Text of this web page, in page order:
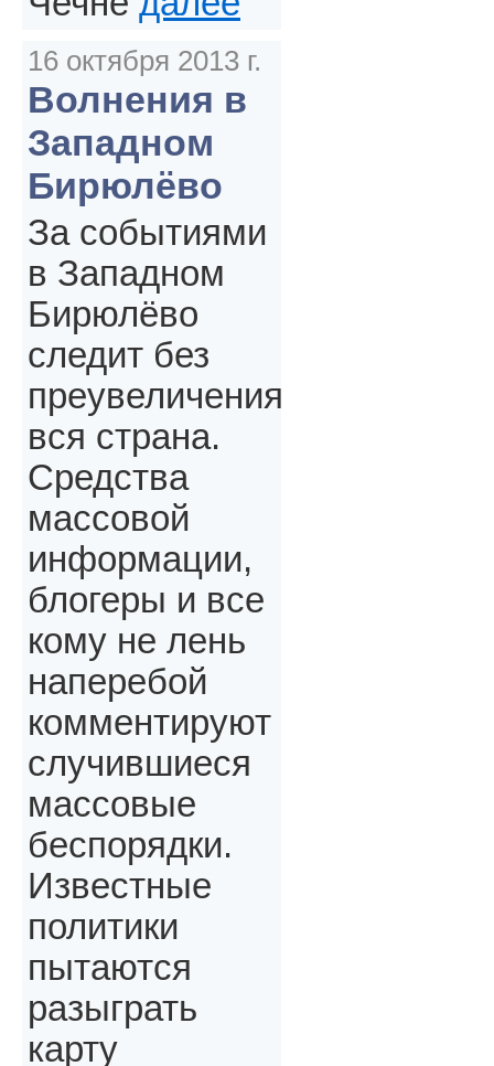
16 октября 2013 г.
Волнения в
Западном
Бирюлёво
За событиями
в Западном
Бирюлёво
следит без
преувеличения
вся страна.
Средства
массовой
информации,
блогеры и все
кому не лень
наперебой
комментируют
случившиеся
массовые
беспорядки.
Известные
политики
пытаются
разыграть
карту